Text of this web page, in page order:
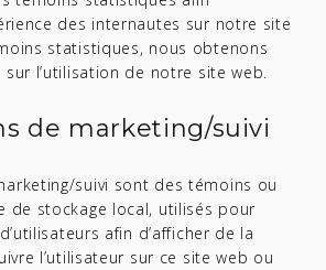
des internautes sur notre site
statistiques, nous obtenons
l’utilisation de notre site web.
de marketing/suivi
suivi sont des témoins ou
de stockage local, utilisés pour
afin d’afficher de la
l’utilisateur sur ce site web ou